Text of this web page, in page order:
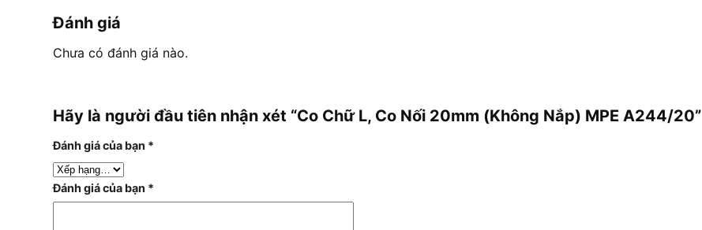
Đánh giá
Chưa có đánh giá nào.
Hãy là người đầu tiên nhận xét “Co Chữ L, Co Nối 20mm (Không Nắp) MPE A244/20”
Đánh giá của bạn *
Đánh giá của bạn *